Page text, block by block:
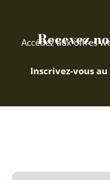
Recevez
Accédez aux offres
Inscrivez-vous